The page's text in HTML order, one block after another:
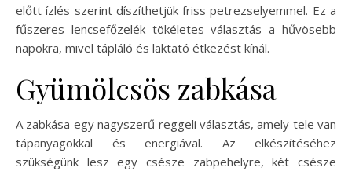
előtt ízlés szerint díszíthetjük friss petrezselyemmel. Ez a
fűszeres lencsefőzelék tökéletes választás a hűvösebb
napokra, mivel tápláló és laktató étkezést kínál.
Gyümölcsös zabkása
A zabkása egy nagyszerű reggeli választás, amely tele van
tápanyagokkal és energiával. Az elkészítéséhez
szükségünk lesz egy csésze zabpehelyre, két csésze